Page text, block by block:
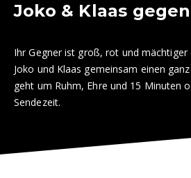
Joko & Klaas
Ihr Gegner ist groß, rot und mächtiger
Joko und Klaas gemeinsam einen
geht um Ruhm, Ehre und 15 Minuten
Sendezeit.